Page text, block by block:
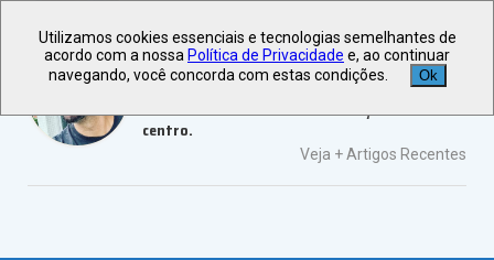
19/07/2026
São Paulo e a vibrante revitalização do seu
centro.
Veja + Artigos Recentes
Utilizamos cookies essenciais e tecnologias semelhantes de
acordo com a nossa Política de Privacidade e, ao continuar
navegando, você concorda com estas condições.
Ok